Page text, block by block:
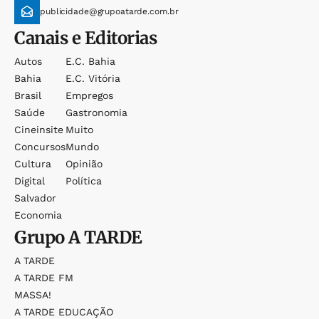
publicidade@grupoatarde.com.br
Canais e Editorias
Autos
Bahia
Brasil
Saúde
Cineinsite
Concursos
Cultura
Digital
Salvador
Economia
E.c. Bahia
E.c. Vitória
Empregos
Gastronomia
Muito
Mundo
Opinião
Política
GrupoA TARDE
A TARDE
A TARDE FM
MASSA!
A TARDE EDUCAÇÃO